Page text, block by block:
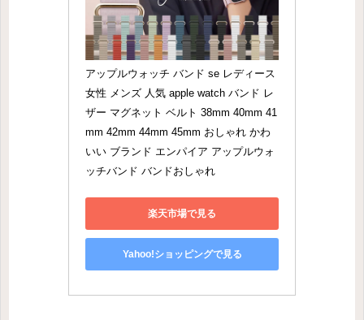
アップルウォッチ バンド se レディース
女性 メンズ 人気 apple watch バンド レ
ザー マグネット ベルト 38mm 40mm 41
mm 42mm 44mm 45mm おしゃれ かわ
いい ブランド エンパイア アップルウォ
ッチバンド バンドおしゃれ
楽天市場で見る
Yahoo!ショッピングで見る